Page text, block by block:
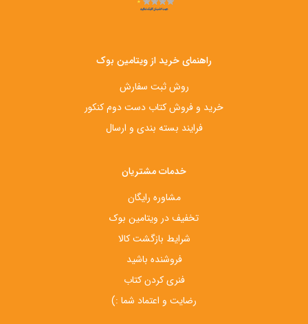
راهنمای خرید از ویتامین بوک
روش ثبت سفارش
خرید و فروش کتاب دست‌ دوم کنکور
فرایند بسته بندی و ارسال
خدمات مشتریان
مشاوره رایگان
تخفیف در ویتامین بوک
شرایط بازگشت کالا
فروشنده باشید
فنری کردن کتاب
رضایت و اعتماد شما :)